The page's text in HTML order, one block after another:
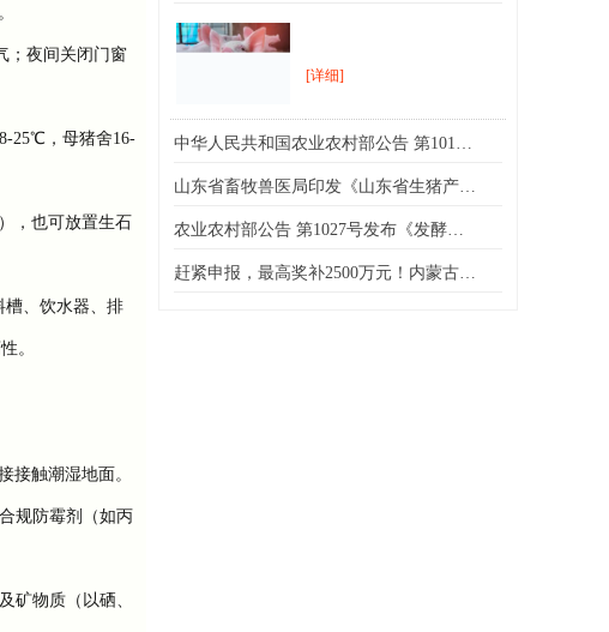
；夜间关闭门窗
25℃，母猪舍16-
，也可放置生石
、饮水器、排
。
触潮湿地面。
规防霉剂（如丙
物质（以硒、
[详细]
中华人民共和国农业农村部公告 第101…
山东省畜牧兽医局印发《山东省生猪产…
农业农村部公告 第1027号发布《发酵…
赶紧申报，最高奖补2500万元！内蒙古…